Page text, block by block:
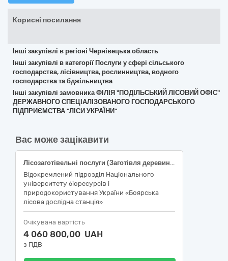
Корисні посилання
Інші закупівлі в регіоні Чернівецька область
Інші закупівлі в категорії Послуги у сфері сільського
господарства, лісівництва, рослинництва, водного
господарства та бджільництва
Інші закупівлі замовника ФІЛІЯ "ПОДІЛЬСЬКИЙ ЛІСОВИЙ ОФІС"
ДЕРЖАВНОГО СПЕЦІАЛІЗОВАНОГО ГОСПОДАРСЬКОГО
ПІДПРИЄМСТВА "ЛІСИ УКРАЇНИ"
Вас може зацікавити
Лісозаготівельні послуги (Заготівля деревини на території Боярського та Плесецького лісництв
Відокремлений підрозділ Національного
університету біоресурсів і
природокористування України «Боярська
лісова дослідна станція»
Очікувана вартість
4 060 800,00 UAH
з ПДВ